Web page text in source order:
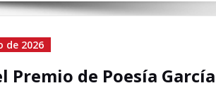
del Premio de
de la Huerta 2026
de 2026
Premio de Poesía